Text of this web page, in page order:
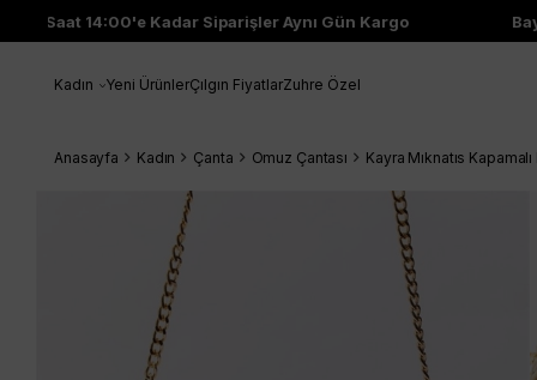
Saat 14:00'e Kadar Siparişler Aynı Gün Kargo
Kadın Yeni ÜrünlerÇılgın FiyatlarZuhre Özel
Anasayfa Kadın Çanta Omuz Çantası Kayra Mıknatıs